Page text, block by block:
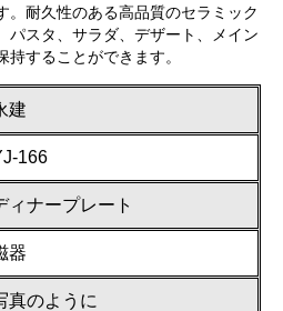
。耐久性のある高品質のセラミック
パスタ、サラダ、デザート、メイン
することができます。
建
166
ィナープレート
器
真のように